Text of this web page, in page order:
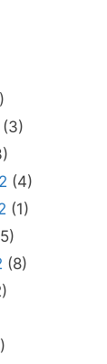
(3)
(4)
(1)
(8)